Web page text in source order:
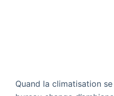
Quand la climatisation